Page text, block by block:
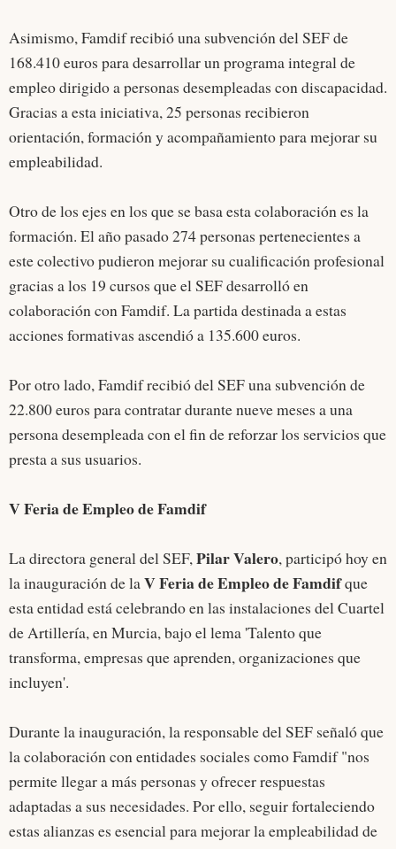
Asimismo, Famdif recibió una subvención del SEF de
168.410 euros para desarrollar un programa integral de
empleo dirigido a personas desempleadas con discapacidad.
Gracias a esta iniciativa, 25 personas recibieron
orientación, formación y acompañamiento para mejorar su
empleabilidad.
Otro de los ejes en los que se basa esta colaboración es la
formación. El año pasado 274 personas pertenecientes a
este colectivo pudieron mejorar su cualificación profesional
gracias a los 19 cursos que el SEF desarrolló en
colaboración con Famdif. La partida destinada a estas
acciones formativas ascendió a 135.600 euros.
Por otro lado, Famdif recibió del SEF una subvención de
22.800 euros para contratar durante nueve meses a una
persona desempleada con el fin de reforzar los servicios que
presta a sus usuarios.
V Feria de Empleo de Famdif
La directora general del SEF,Pilar Valero, participó hoy en
la inauguración de laV Feria de Empleo de Famdifque
esta entidad está celebrando en las instalaciones del Cuartel
de Artillería, en Murcia, bajo el lema 'Talento que
transforma, empresas que aprenden, organizaciones que
incluyen'.
Durante la inauguración, la responsable del SEF señaló que
la colaboración con entidades sociales como Famdif "nos
permite llegar a más personas y ofrecer respuestas
adaptadas a sus necesidades. Por ello, seguir fortaleciendo
estas alianzas es esencial para mejorar la empleabilidad de